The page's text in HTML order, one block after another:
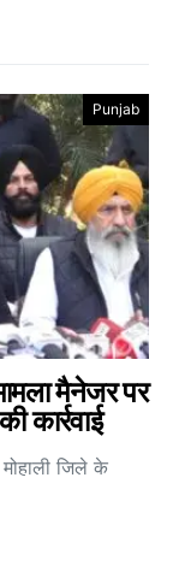
Punjab
मैनेजर पर
कार्रवाई
जिले के